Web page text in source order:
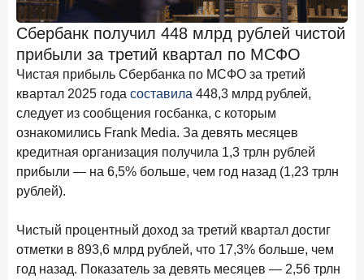
Клиенты чаще всего узнают о сберегательных
продуктах из рекламы в интернете и на ТВ
9 июля 2026 года
С ростом благосостояния клиентов-сберегателей
увеличивается и склонность к диверсификации
7 июля 2026 года
По итогам июня 2026 года объем выдач кредитов
составил 1 166,4 млрд руб.
3 июля 2026 года
«Скорость измеряется секундами». Новые стандарты
25 июня 2026 года ИССЛЕДОВАНИЕ
Ипотека в России: итоги мая 2026 года в цифрах
Сбербанк получил 448 млрд рублей чистой
прибыли за третий квартал по МСФО
Чистая прибыль Сбербанка по МСФО за третий
квартал 2025 года составила 448,3 млрд рублей,
следует из сообщения госбанка, с которым
ознакомились Frank Media. За девять месяцев
кредитная организация получила 1,3 трлн рублей
прибыли — на 6,5% больше, чем год назад (1,23 трлн
рублей).
Чистый процентный доход за третий квартал достиг
отметки в 893,6 млрд рублей, что 17,3% больше, чем
год назад. Показатель за девять месяцев — 2,56 трлн